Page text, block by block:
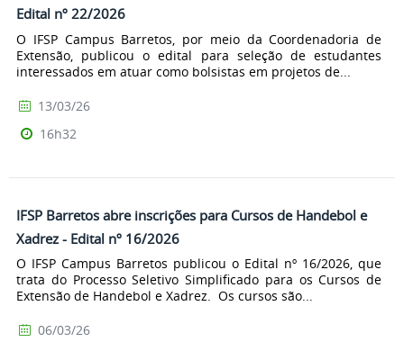
Edital nº 22/2026
O IFSP Campus Barretos, por meio da Coordenadoria de
Extensão, publicou o edital para seleção de estudantes
interessados em atuar como bolsistas em projetos de...
13/03/26
16h32
IFSP Barretos abre inscrições para Cursos de Handebol e
Xadrez - Edital nº 16/2026
O IFSP Campus Barretos publicou o Edital nº 16/2026, que
trata do Processo Seletivo Simplificado para os Cursos de
Extensão de Handebol e Xadrez. Os cursos são...
06/03/26